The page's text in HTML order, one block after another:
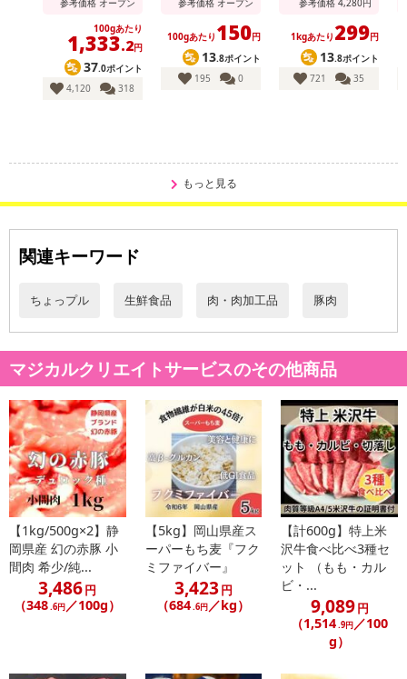
●全国の主要ブランド豚を対象に行われた調査でもバイヤーからトッ
プランクの評価を受けた黒豚は、「歯切れがよく柔らかい」、「肉
質がしまりジューシー」、「甘味を感じ旨みが多い」、「脂がべと
つかずさっぱりしている」のが特徴です。
●白豚に比べ旨味成分は3.7倍、甘味成分は6.7倍という研究結果で科
学的にもその美味しさは証明されています。
100gあたり
1,333.2円
37.0ポイント
4,120
318
100gあたり 150円
13.8ポイント
195
0
1kgあたり 299円
13.8ポイント
721
35
もっと見る
関連キーワード
ちょっプル 生鮮食品 肉・肉加工品 豚肉
マジカルクリエイトサービスのその他商品
【1kg/500g×2】静
岡県産 幻の赤豚 小
間肉 希少/純...
3,486円
（348 .6円 ／100g）
【5kg】岡山県産ス
ーパーもち麦『フク
ミファイバー』
3,423円
（684 .6円 ／kg）
【計600g】特上米
沢牛食べ比べ3種セ
ット （もも・カル
ビ・...
9,089円
（1,514 .9円 ／100
g）